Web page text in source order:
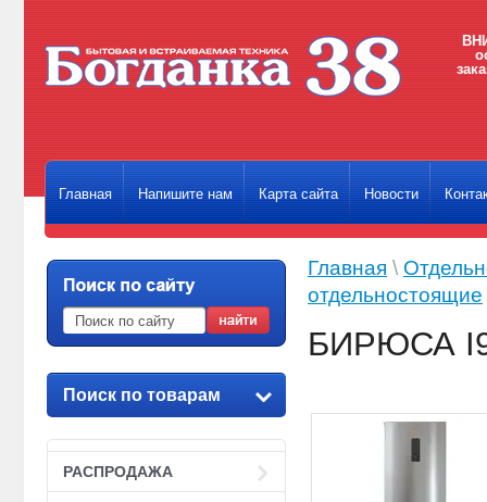
Главная Напишите нам Карта сайта Новости
Поиск по товарам
РАСПРОДАЖА
Главная \
отдельностоящие
БИРЮСА